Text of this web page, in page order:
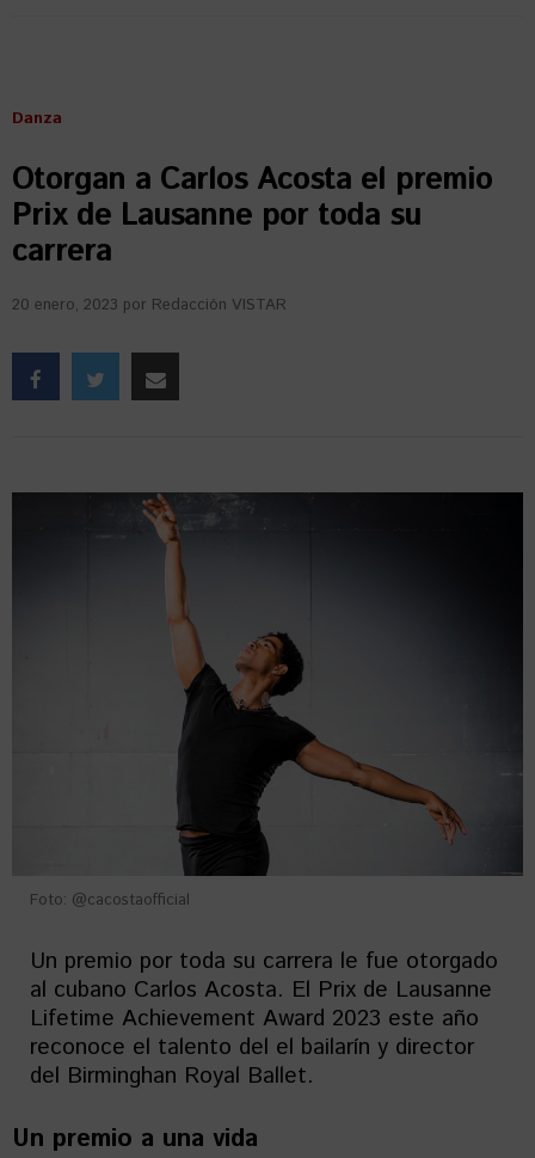
Danza
Otorgan a Carlos Acosta el premio
Prix de Lausanne por toda su
carrera
20 enero, 2023 por Redacción VISTAR
Foto: @cacostaofficial
Un premio por toda su carrera le fue otorgado
al cubano Carlos Acosta. El Prix de Lausanne
Lifetime Achievement Award 2023 este año
reconoce el talento del el bailarín y director
del Birminghan Royal Ballet.
Un premio a una vida